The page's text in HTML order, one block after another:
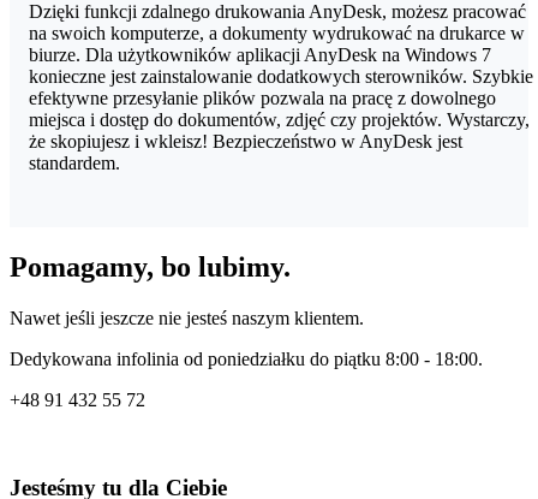
Dzięki funkcji zdalnego drukowania AnyDesk, możesz pracować
na swoich komputerze, a dokumenty wydrukować na drukarce w
biurze. Dla użytkowników aplikacji AnyDesk na Windows 7
konieczne jest zainstalowanie dodatkowych sterowników. Szybkie
efektywne przesyłanie plików pozwala na pracę z dowolnego
miejsca i dostęp do dokumentów, zdjęć czy projektów. Wystarczy,
że skopiujesz i wkleisz! Bezpieczeństwo w AnyDesk jest
standardem.
Pomagamy, bo lubimy.
Nawet jeśli jeszcze nie jesteś naszym klientem.
Dedykowana infolinia od poniedziałku do piątku 8:00 - 18:00.
+48 91 432 55 72
Jesteśmy tu dla Ciebie